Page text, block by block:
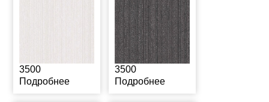
3500
Подробнее
3500
Подробнее